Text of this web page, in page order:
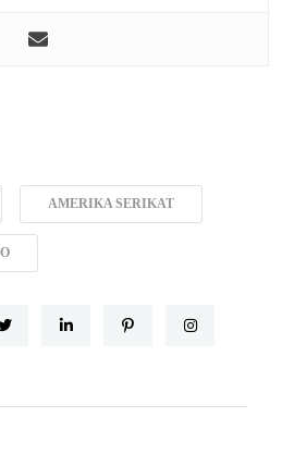
AMERIKA SERIKAT